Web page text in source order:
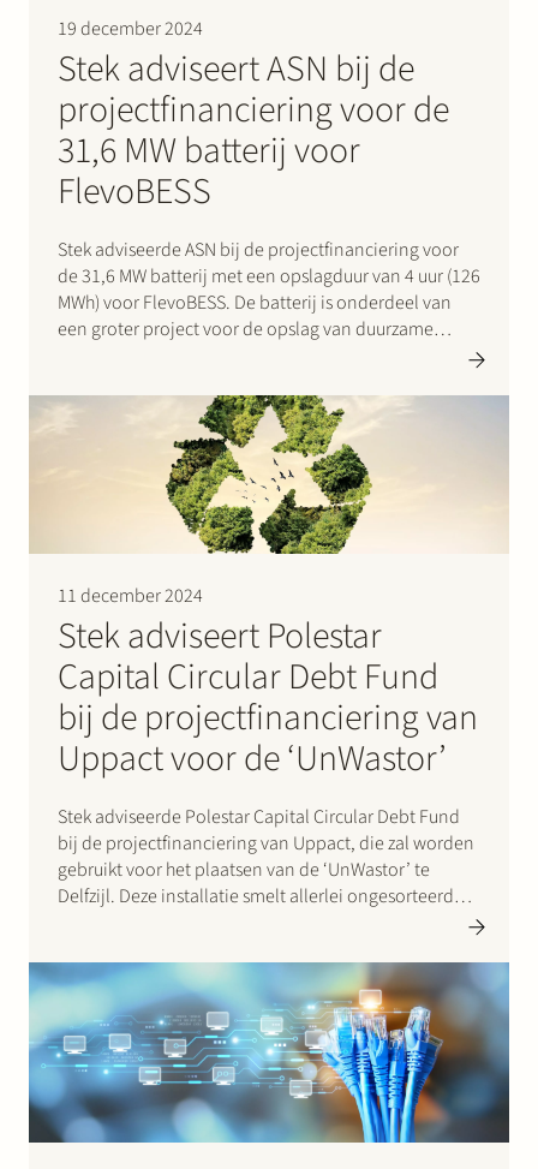
19 december 2024
Stek adviseert ASN bij de
projectfinanciering voor de
31,6 MW batterij voor
FlevoBESS
Stek adviseerde ASN bij de projectfinanciering voor
de 31,6 MW batterij met een opslagduur van 4 uur (126
MWh) voor FlevoBESS. De batterij is onderdeel van
een groter project voor de opslag van duurzame
batterij wordt een…
11 december 2024
Stek adviseert Polestar
Capital Circular Debt Fund
bij de projectfinanciering van
Uppact voor de ‘UnWastor’
Stek adviseerde Polestar Capital Circular Debt Fund
bij de projectfinanciering van Uppact, die zal worden
gebruikt voor het plaatsen van de ‘UnWastor’ te
Delfzijl. Deze installatie smelt allerlei ongesorteerd
afval en zet het om in hoogwaardige nieuwe bouw- en
100% circulair, en voor elke…
Werken bij Stek
Partner Expertise Energie
Volg ons